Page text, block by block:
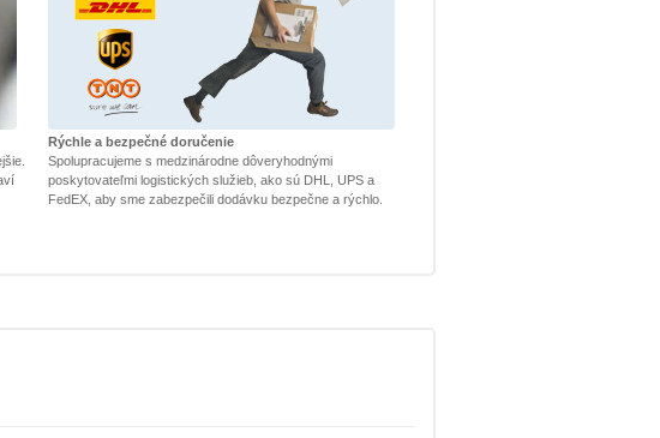
Rýchle a bezpečné doručenie
Spolupracujeme s medzinárodne dôveryhodnými
poskytovateľmi logistických služieb, ako sú DHL, UPS a
FedEX, aby sme zabezpečili dodávku bezpečne a rýchlo.